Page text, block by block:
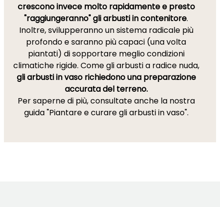
crescono invece molto rapidamente e presto
"raggiungeranno" gli arbusti in contenitore.
Inoltre, svilupperanno un sistema radicale più
profondo e saranno più capaci (una volta
piantati) di sopportare meglio condizioni
climatiche rigide. Come gli arbusti a radice nuda,
gli arbusti in vaso richiedono una preparazione
accurata del terreno.
Per saperne di più, consultate anche la nostra
guida "Piantare e curare gli arbusti in vaso".